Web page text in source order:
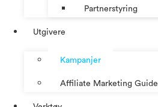
Partnerstyring
Utgivere
Kampanjer
Affiliate Marketing Guide